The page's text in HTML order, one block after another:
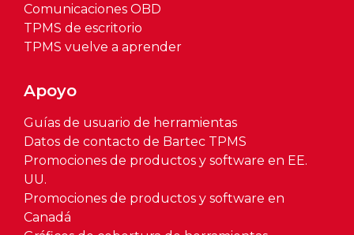
Comunicaciones OBD
TPMS de escritorio
TPMS vuelve a aprender
Apoyo
Guías de usuario de herramientas
Datos de contacto de Bartec TPMS
Promociones de productos y software en EE.
UU.
Promociones de productos y software en
Canadá